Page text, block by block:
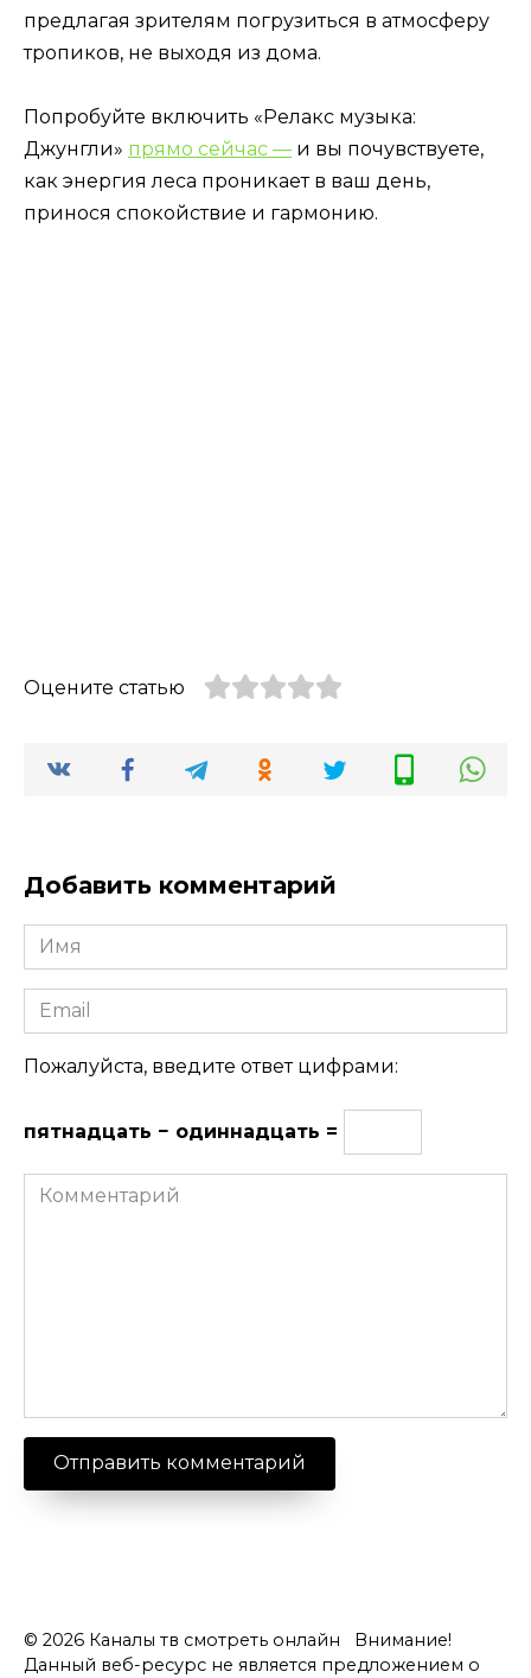
предлагая зрителям погрузиться в атмосферу
тропиков, не выходя из дома.
Попробуйте включить «Релакс музыка:
Джунгли» прямо сейчас — и вы почувствуете,
как энергия леса проникает в ваш день,
принося спокойствие и гармонию.
Оцените статью
Добавить комментарий
Имя
Email
Пожалуйста, введите ответ цифрами:
пятнадцать − одиннадцать =
Комментарий
© 2026 Каналы тв смотреть онлайн Внимание!
Данный веб-ресурс не является предложением о